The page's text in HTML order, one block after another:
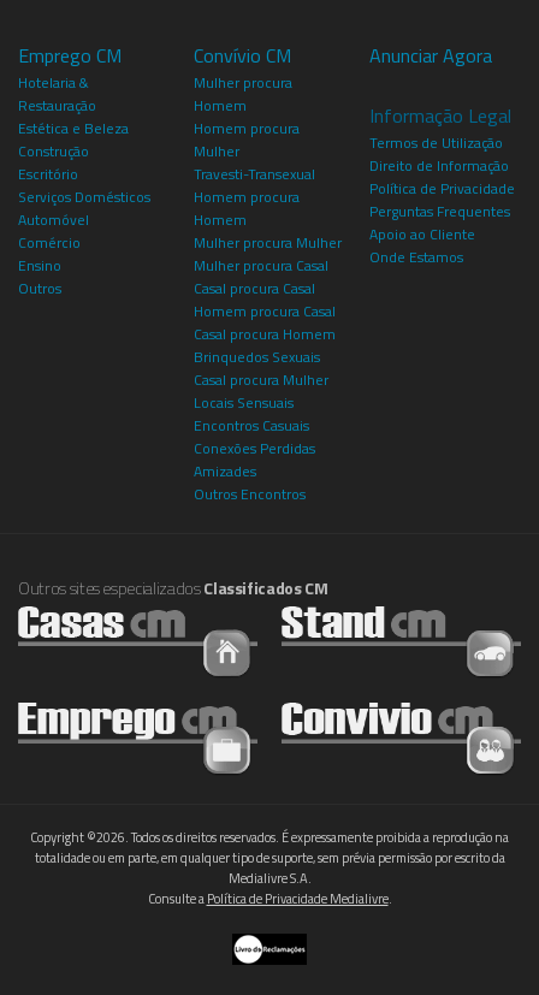
Emprego CM
Hotelaria &
Restauração
Estética e Beleza
Construção
Escritório
Serviços Domésticos
Automóvel
Comércio
Ensino
Outros
Convívio CM
Mulher procura
Homem
Homem procura
Mulher
Travesti-Transexual
Homem procura
Homem
Mulher procura Mulher
Mulher procura Casal
Casal procura Casal
Homem procura Casal
Casal procura Homem
Brinquedos Sexuais
Casal procura Mulher
Locais Sensuais
Encontros Casuais
Conexões Perdidas
Amizades
Outros Encontros
Anunciar Agora
Informação Legal
Termos de Utilização
Direito de Informação
Política de Privacidade
Perguntas Frequentes
Apoio ao Cliente
Onde Estamos
Outros sites especializadosClassificados CM
Copyright ©2026. Todos os direitos reservados. É expressamente proibida a reprodução na
totalidade ou em parte, em qualquer tipo de suporte, sem prévia permissão por escrito da
Medialivre S.A.
Consulte aPolítica de Privacidade Medialivre.